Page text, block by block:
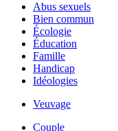
Abus sexuels
Bien commun
Écologie
Éducation
Famille
Handicap
Idéologies
Veuvage
Couple